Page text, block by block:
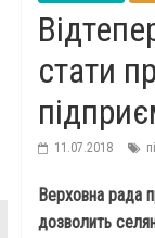
стати
11.07.2018
Верховна рада
дозволить